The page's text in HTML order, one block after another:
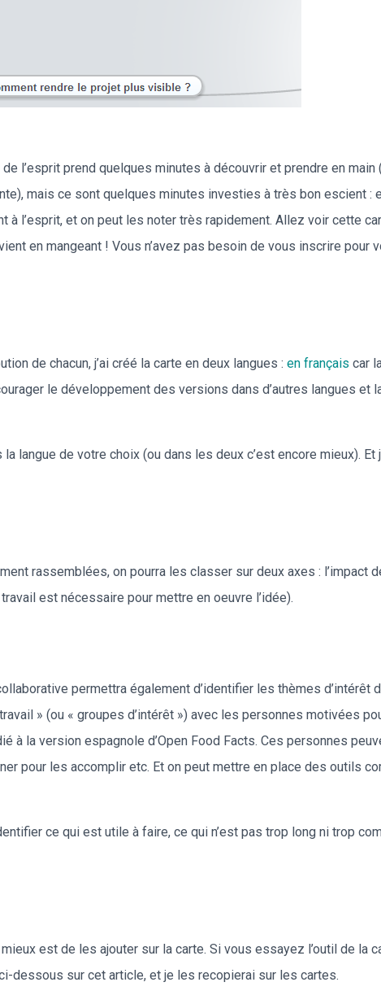
l’esprit prend quelques minutes à découvrir et prendre en
mais ce sont quelques minutes investies à très bon escient :
à l’esprit, et on peut les noter très rapidement. Allez voir cette
en mangeant ! Vous n’avez pas besoin de vous inscrire
de chacun, j’ai créé la carte en deux langues :en français car
le développement des versions dans d’autres langues
langue de votre choix (ou dans les deux c’est encore mieux).
rassemblées, on pourra les classer sur deux axes : l’impact
est nécessaire pour mettre en oeuvre l’idée).
permettra également d’identifier les thèmes d’intérêt
» (ou « groupes d’intérêt ») avec les personnes motivées
à la version espagnole d’Open Food Facts. Ces personnes
pour les accomplir etc. Et on peut mettre en place des outils
ce qui est utile à faire, ce qui n’est pas trop long ni trop
est de les ajouter sur la carte. Si vous essayez l’outil de la
dessous sur cet article, et je les recopierai sur les cartes.